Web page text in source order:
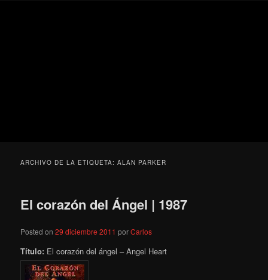
ARCHIVO DE LA ETIQUETA:ALAN PARKER
El corazón del Ángel | 1987
Posted on29 diciembre 2011 porCarlos
Título: El corazón del ángel – Angel Heart